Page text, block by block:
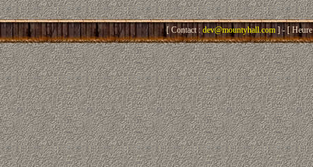
[ Contact : dev@mountyhall.com] - [ Heure